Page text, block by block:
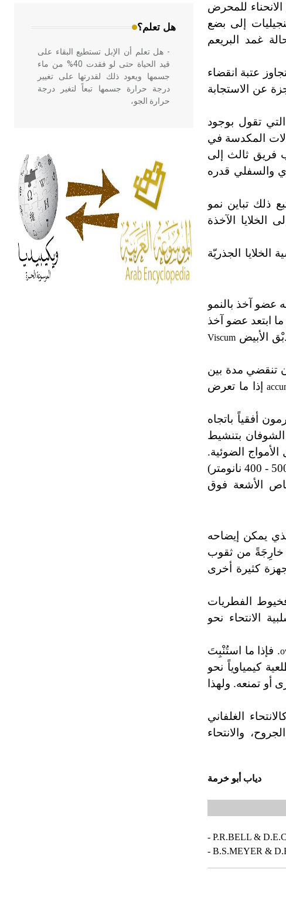
الانحناء للمحرض
في عُقَدِ النجيليات إلى بضع
دقيقة في حالة غمد البريعم
عتبة انقضاء
عن الاستجابة
تقول بوجود
المكدسة في
فريق ثالث إلى
والسفلي قدره
ذلك تباين نمو
الخلايا الآخذة
الخلايا الجذريّة
عضو آخذ بالنمو
ابتعد عضو آخذ
الأبيض Viscum
تنقضي مدة بين
إذا ما تعرض
أفقياً باتجاه
بتنشيط
الضوئية.
فكلما ضَعُفَتْ شدة الإنارة نشطت القدرة على امتصاص الأشعة ذات الموجات القصيرة كالزرقاء والبنفسجية (500 - 400 نانومتر)
الأشعة فوق
يمكن إيضاحه
خارِجَةً من ثقوب
كثيرة أخرى
فخيوط الفطريات
الانتحاء نحو
. فإذا ما استُنْبِتَ
كيمياوياً نحو
أو تمنعه. ولهذا
الغلفاني
والانتحاء
دياب أبو خرمة
- P.R.BELL &
- B.S.MEYER &
هل تعلم؟
- هل تعلم أن الإبل تستطيع البقاء على
قيد الحياة حتى لو فقدت 40% من ماء
جسمها ويعود ذلك لقدرتها على تغيير
درجة حرارة جسمها تبعاً لتغير درجة
حرارة الجو،
أربعة مؤلفات هي: الحكم، الأدلة، تنظيم
التغذية، ورسالته في جروح الرأس.
ويعود له الفضل بأنه حرر الطب من
الدين والفلسفة.
- هل تعلم أن المرجان إفراز حيواني
يتكون في البحر ويتركب من مادة
كربونات الكلسيوم، وهو أحمر أو شديد
الحمرة وهو أجود أنواعه، ويمتاز بكبر
الحجم ويسمى الش